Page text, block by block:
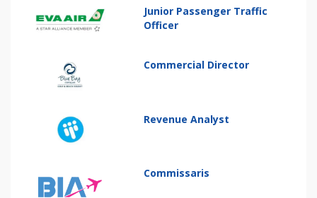
Junior Passenger Traffic
Officer
Commercial Director
Revenue Analyst
Commissaris